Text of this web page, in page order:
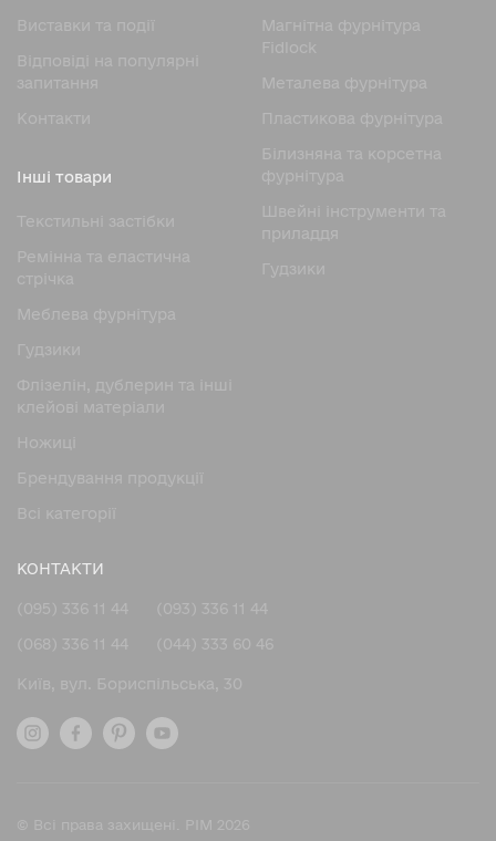
Виставки та події
Відповіді на популярні
запитання
Контакти
Магнітна фурнітура
Fidlock
Металева фурнітура
Пластикова фурнітура
Білизняна та корсетна
фурнітура
Швейні інструменти та
приладдя
Гудзики
Інші товари
Текстильні застібки
Ремінна та еластична
стрічка
Меблева фурнітура
Гудзики
Флізелін, дублерин та інші
клейові матеріали
Ножицi
Брендування продукції
Всі категорії
КОНТАКТИ
(095) 336 11 44
(093) 336 11 44
(068) 336 11 44
(044) 333 60 46
Київ, вул. Бориспільська, 30
© Всі права захищені. PIM 2026